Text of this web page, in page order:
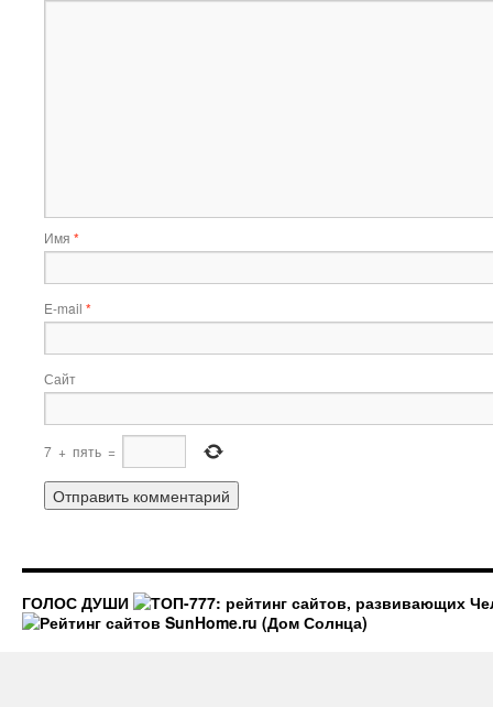
Имя *
E-mail *
Сайт
7 + пять =
ГОЛОС ДУШИ